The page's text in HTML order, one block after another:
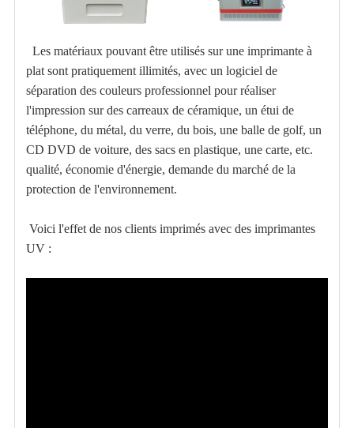
Les matériaux pouvant être utilisés sur une imprimante à
plat sont pratiquement illimités, avec un logiciel de
séparation des couleurs professionnel pour réaliser
l'impression sur des carreaux de céramique, un étui de
téléphone, du métal, du verre, du bois, une balle de golf, un
CD DVD de voiture, des sacs en plastique, une carte, etc.
qualité, économie d'énergie, demande du marché de la
protection de l'environnement.
Voici l'effet de nos clients imprimés avec des imprimantes
UV :